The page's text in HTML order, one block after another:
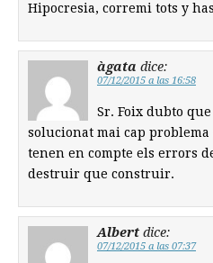
Hipocresia, corremi tots y
àgata dice:
07/12/2015 a las 16:58
Sr. Foix dubto
solucionat mai cap
tenen en compte els errors
destruir que construir.
Albert dice:
07/12/2015 a las 07:37